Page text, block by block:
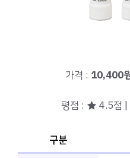
가격 : 10,400
평점 : ★ 4.5점 |
구분